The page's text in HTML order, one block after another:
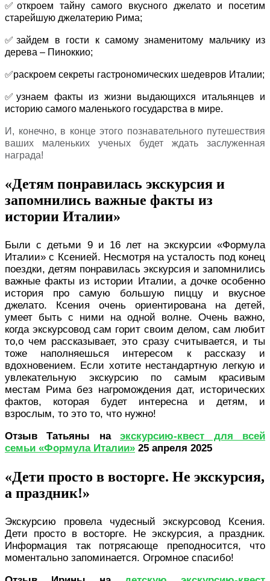
✅откроем тайну самого вкусного джелато и посетим
старейшую джелатерию Рима;
✅зайдем в гости к самому знаменитому мальчику из
дерева – Пиноккио;
✅раскроем секреты гастрономических шедевров Италии;
✅узнаем факты из жизни выдающихся итальянцев и
историю самого маленького государства в мире.
И, конечно, в конце этого познавательного путешествия
ваших маленьких ученых будет ждать заслуженная
награда!
«Детям понравилась экскурсия и
запомнились важные факты из
истории Италии»
Были с детьми 9 и 16 лет на экскурсии «Формула
Италии» с Ксенией. Несмотря на усталость под конец
поездки, детям понравилась экскурсия и запомнились
важные факты из истории Италии, а дочке особенно
история про самую большую пиццу и вкусное
джелато. Ксения очень ориентирована на детей,
умеет быть с ними на одной волне. Очень важно,
когда экскурсовод сам горит своим делом, сам любит
то,о чем рассказывает, это сразу считывается, и ты
тоже наполняешься интересом к рассказу и
вдохновением. Если хотите нестандартную легкую и
увлекательную экскурсию по самым красивым
местам Рима без нагромождения дат, исторических
фактов, которая будет интересна и детям, и
взрослым, то это то, что нужно!
Отзыв Татьяны наэкскурсию-квест для всей
семьи «Формула Италии» 25 апреля 2025
«Дети просто в восторге. Не экскурсия,
а праздник!»
Экскурсию провела чудесный экскурсовод Ксения.
Дети просто в восторге. Не экскурсия, а праздник.
Информация так потрясающе преподносится, что
моментально запоминается. Огромное спасибо!